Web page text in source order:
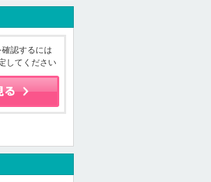
認するには
してください